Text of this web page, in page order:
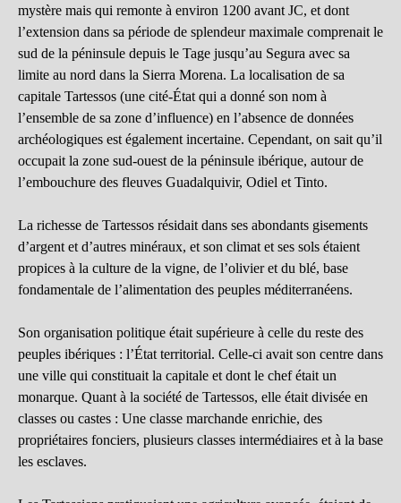
mystère mais qui remonte à environ 1200 avant JC, et dont
l’extension dans sa période de splendeur maximale comprenait le
sud de la péninsule depuis le Tage jusqu’au Segura avec sa
limite au nord dans la Sierra Morena. La localisation de sa
capitale Tartessos (une cité-État qui a donné son nom à
l’ensemble de sa zone d’influence) en l’absence de données
archéologiques est également incertaine. Cependant, on sait qu’il
occupait la zone sud-ouest de la péninsule ibérique, autour de
l’embouchure des fleuves Guadalquivir, Odiel et Tinto.
La richesse de Tartessos résidait dans ses abondants gisements
d’argent et d’autres minéraux, et son climat et ses sols étaient
propices à la culture de la vigne, de l’olivier et du blé, base
fondamentale de l’alimentation des peuples méditerranéens.
Son organisation politique était supérieure à celle du reste des
peuples ibériques : l’État territorial. Celle-ci avait son centre dans
une ville qui constituait la capitale et dont le chef était un
monarque. Quant à la société de Tartessos, elle était divisée en
classes ou castes : Une classe marchande enrichie, des
propriétaires fonciers, plusieurs classes intermédiaires et à la base
les esclaves.